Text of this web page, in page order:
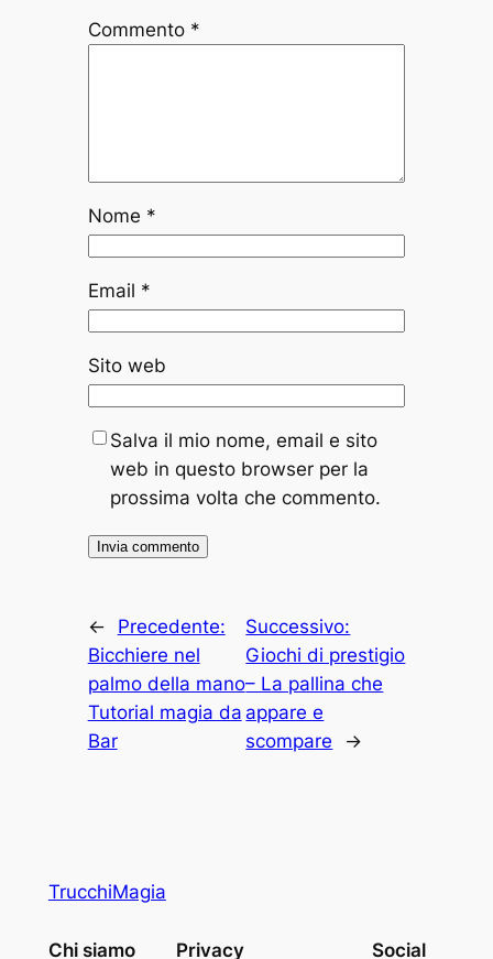
Commento *
Nome *
Email *
Sito web
Salva il mio nome, email e sito
web in questo browser per la
prossima volta che commento.
←
Precedente:
Bicchiere nel
palmo della mano
Tutorial magia da
Bar
Successivo:
Giochi di prestigio
– La pallina che
appare e
scompare
→
TrucchiMagia
Chi siamo Privacy Social